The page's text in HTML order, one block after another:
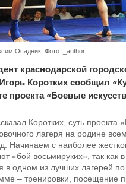
Осадник. Фото: _author
краснодарской
Коротких сообщил
проекта «Боевые
Коротких, суть
лагеря на родине
Начинаем с наиболее
«бой восьмируких», так
в одном из лучших лагерей
– тренировки, посещение